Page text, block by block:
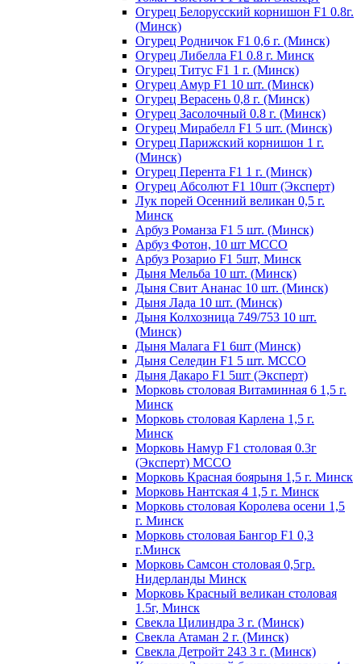
Огурец Белорусский корнишон F1 0.8г.
(Минск)
Огурец Родничок F1 0,6 г. (Минск)
Огурец Либелла F1 0.8 г. Минск
Огурец Титус F1 1 г. (Минск)
Огурец Амур F1 10 шт. (Минск)
Огурец Верасень 0,8 г. (Минск)
Огурец Засолочный 0.8 г. (Минск)
Огурец Мирабелл F1 5 шт. (Минск)
Огурец Парижский корнишон 1 г.
(Минск)
Огурец Перента F1 1 г. (Минск)
Огурец Абсолют F1 10шт (Эксперт)
Лук порей Осенний великан 0,5 г.
Минск
Арбуз Романза F1 5 шт. (Минск)
Арбуз Фотон, 10 шт МССО
Арбуз Розарио F1 5шт, Минск
Дыня Мельба 10 шт. (Минск)
Дыня Свит Ананас 10 шт. (Минск)
Дыня Лада 10 шт. (Минск)
Дыня Колхозница 749/753 10 шт.
(Минск)
Дыня Малага F1 6шт (Минск)
Дыня Селедин F1 5 шт. МССО
Дыня Дакаро F1 5шт (Эксперт)
Морковь столовая Витаминная 6 1,5 г.
Минск
Морковь столовая Карлена 1,5 г.
Минск
Морковь Намур F1 столовая 0.3г
(Эксперт) МССО
Морковь Красная боярыня 1,5 г. Минск
Морковь Нантская 4 1,5 г. Минск
Морковь столовая Королева осени 1,5
г. Минск
Морковь столовая Бангор F1 0,3
г.Минск
Морковь Самсон столовая 0,5гр.
Нидерланды Минск
Морковь Красный великан столовая
1.5г, Минск
Свекла Цилиндра 3 г. (Минск)
Свекла Атаман 2 г. (Минск)
Свекла Детройт 243 3 г. (Минск)